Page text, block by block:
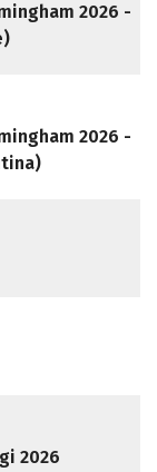
2026 -
2026 -
2026